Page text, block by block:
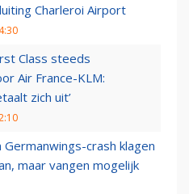
Charleroi Airport
Class steeds
Air France-KLM:
zich uit’
crash klagen
maar vangen mogelijk